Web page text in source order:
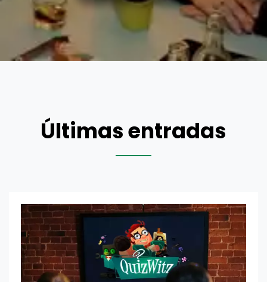
Últimas entradas